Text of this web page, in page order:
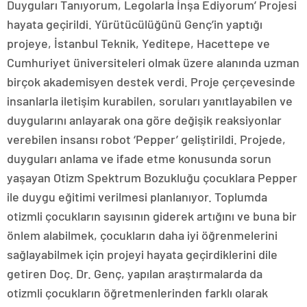
Duyguları Tanıyorum, Legolarla İnşa Ediyorum’ Projesi
hayata geçirildi. Yürütücülüğünü Genç’in yaptığı
projeye, İstanbul Teknik, Yeditepe, Hacettepe ve
Cumhuriyet üniversiteleri olmak üzere alanında uzman
birçok akademisyen destek verdi. Proje çerçevesinde
insanlarla iletişim kurabilen, soruları yanıtlayabilen ve
duygularını anlayarak ona göre değişik reaksiyonlar
verebilen insansı robot ‘Pepper’ geliştirildi. Projede,
duyguları anlama ve ifade etme konusunda sorun
yaşayan Otizm Spektrum Bozukluğu çocuklara Pepper
ile duygu eğitimi verilmesi planlanıyor. Toplumda
otizmli çocukların sayısının giderek artığını ve buna bir
önlem alabilmek, çocukların daha iyi öğrenmelerini
sağlayabilmek için projeyi hayata geçirdiklerini dile
getiren Doç. Dr. Genç, yapılan araştırmalarda da
otizmli çocukların öğretmenlerinden farklı olarak